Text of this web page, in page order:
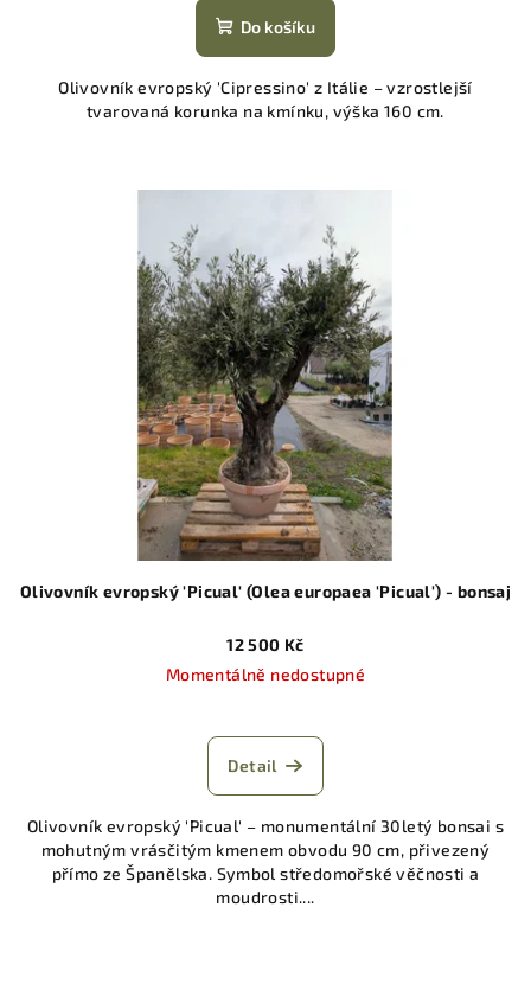
Do košíku
Olivovník evropský 'Cipressino' z Itálie – vzrostlejší
tvarovaná korunka na kmínku, výška 160 cm.
Olivovník evropský 'Picual' (Olea europaea 'Picual') - bonsaj
12 500 Kč
Momentálně nedostupné
Detail
Olivovník evropský 'Picual' – monumentální 30letý bonsai s
mohutným vrásčitým kmenem obvodu 90 cm, přivezený
přímo ze Španělska. Symbol středomořské věčnosti a
moudrosti....